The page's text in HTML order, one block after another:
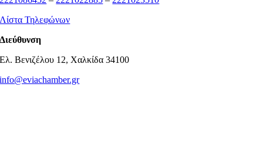
Λίστα Τηλεφώνων
Διεύθυνση
Ελ. Βενιζέλου 12, Χαλκίδα 34100
info@eviachamber.gr